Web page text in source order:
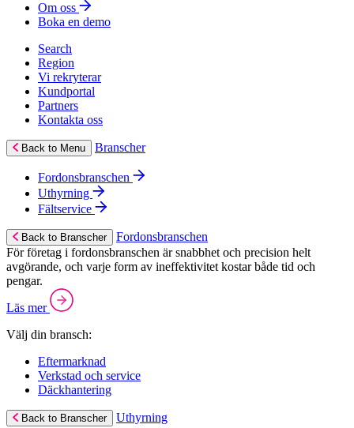
Om oss
Boka en demo
Search
Region
Vi rekryterar
Kundportal
Partners
Kontakta oss
Back to Menu Branscher
Fordonsbranschen
Uthyrning
Fältservice
Back to Branscher
Fordonsbranschen
För företag i fordonsbranschen är snabbhet och precision helt
avgörande, och varje form av ineffektivitet kostar både tid och
pengar.
Läs mer
Välj din bransch:
Eftermarknad
Verkstad och service
Däckhantering
Back to Branscher
Uthyrning